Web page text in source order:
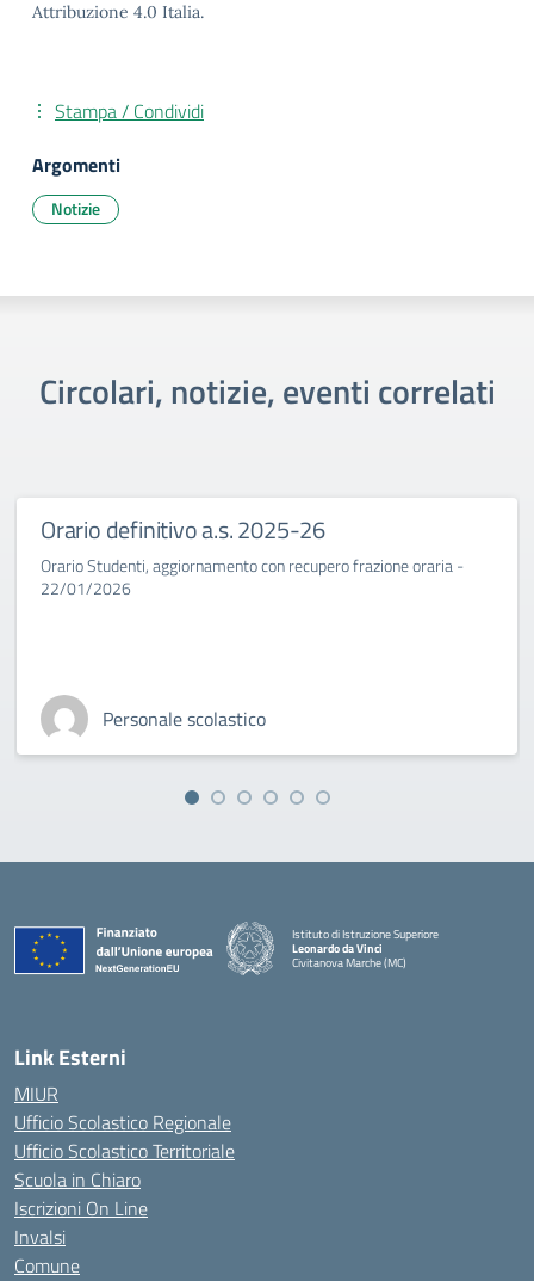
Attribuzione 4.0 Italia.
Stampa / Condividi
Argomenti
Notizie
Circolari, notizie, eventi correlati
Orario definitivo a.s. 2025-26
Orario Studenti, aggiornamento con recupero frazione oraria -
22/01/2026
Personale scolastico
Istituto di Istruzione Superiore
Leonardo da Vinci
Civitanova Marche (MC)
Link Esterni
MIUR
Ufficio Scolastico Regionale
Ufficio Scolastico Territoriale
Scuola in Chiaro
Iscrizioni On Line
Invalsi
Comune